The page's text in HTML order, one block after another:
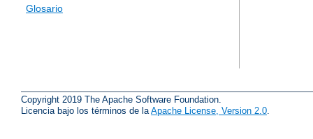
Glosario
Copyright 2019 The Apache Software Foundation.
Licencia bajo los términos de la Apache License, Version 2.0